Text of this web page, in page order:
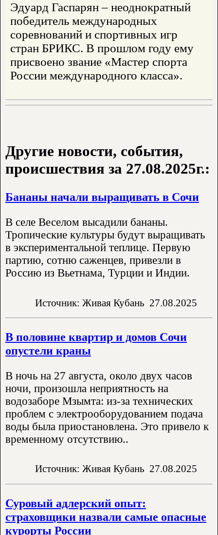
Эдуард Гаспарян – неоднократный
победитель международных
соревнований и спортивных игр
стран БРИКС. В прошлом году ему
присвоено звание «Мастер спорта
России международного класса».
Другие новости, события,
происшествия за 27.08.2025г.:
Бананы начали выращивать в Сочи
В селе Веселом высадили бананы.
Тропические культуры будут выращивать
в экспериментальной теплице. Первую
партию, сотню саженцев, привезли в
Россию из Вьетнама, Турции и Индии.
Источник: Живая Кубань 27.08.2025
В половине квартир и домов Сочи
опустели краны
В ночь на 27 августа, около двух часов
ночи, произошла неприятность на
водозаборе Мзымта: из-за технических
проблем с электрооборудованием подача
воды была приостановлена. Это привело к
временному отсутствию..
Источник: Живая Кубань 27.08.2025
Суровый адлерский опыт:
страховщики назвали самые опасные
курорты России